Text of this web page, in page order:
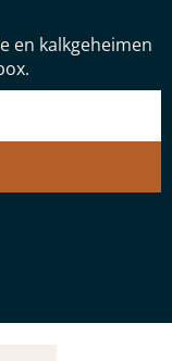
en kalkgeheimen